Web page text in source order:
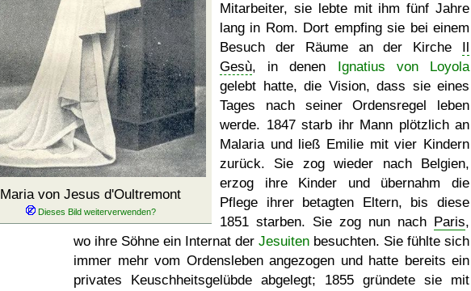
Maria von Jesus d'Oultremont
Mitarbeiter, sie lebte mit ihm fünf Jahre
lang in Rom. Dort empfing sie bei einem
Besuch der Räume an der Kirche Il
Gesù, in denen Ignatius von Loyola
gelebt hatte, die Vision, dass sie eines
Tages nach seiner Ordensregel leben
werde. 1847 starb ihr Mann plötzlich an
Malaria und ließ Emilie mit vier Kindern
zurück. Sie zog wieder nach Belgien,
erzog ihre Kinder und übernahm die
Pflege ihrer betagten Eltern, bis diese
1851 starben. Sie zog nun nach Paris,
wo ihre Söhne ein Internat der Jesuiten besuchten. Sie fühlte sich
immer mehr vom Ordensleben angezogen und hatte bereits ein
privates Keuschheitsgelübde abgelegt; 1855 gründete sie mit